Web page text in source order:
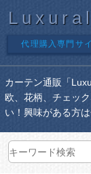
代理購入専門サ
カーテン通販「
欧、花柄、チェッ
い！興味がある方